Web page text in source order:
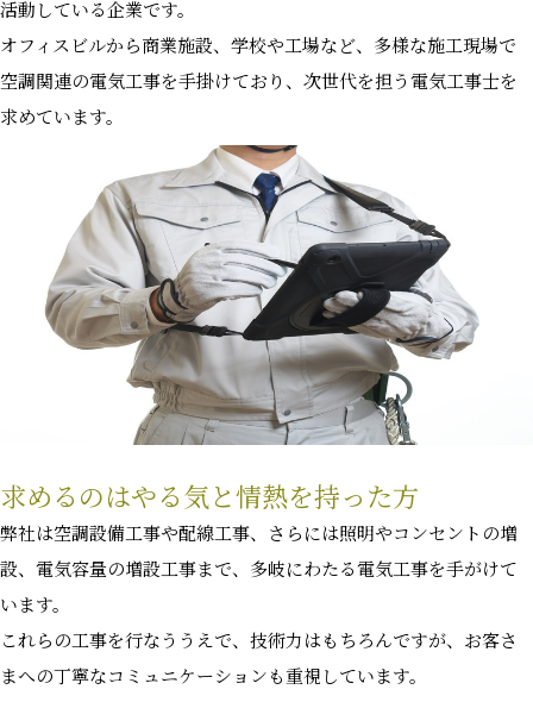
活動している企業です。
オフィスビルから商業施設、学校や工場など、多様な施工現場で
空調関連の電気工事を手掛けており、次世代を担う電気工事士を
求めています。
求めるのはやる気と情熱を持った方
弊社は空調設備工事や配線工事、さらには照明やコンセントの増
設、電気容量の増設工事まで、多岐にわたる電気工事を手がけて
います。
これらの工事を行なううえで、技術力はもちろんですが、お客さ
まへの丁寧なコミュニケーションも重視しています。